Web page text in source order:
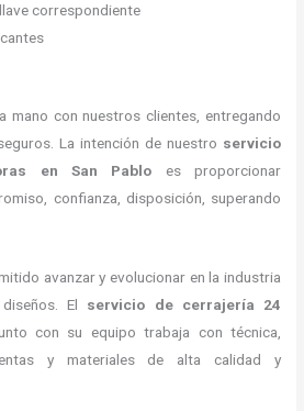
correspondiente
mano con nuestros clientes, entregando
La intención de nuestro servicio
en San Pablo es proporcionar
confianza, disposición, superando
avanzar y evolucionar en la industria
El servicio de cerrajería 24
con su equipo trabaja con técnica,
y materiales de alta calidad y